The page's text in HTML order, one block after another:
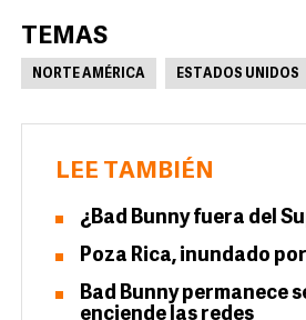
TEMAS
NORTE AMÉRICA ESTADOS UNIDOS
LEE TAMBIÉN
¿Bad Bunny fuera del
Poza Rica, inundado
Bad Bunny permanece
enciende las redes